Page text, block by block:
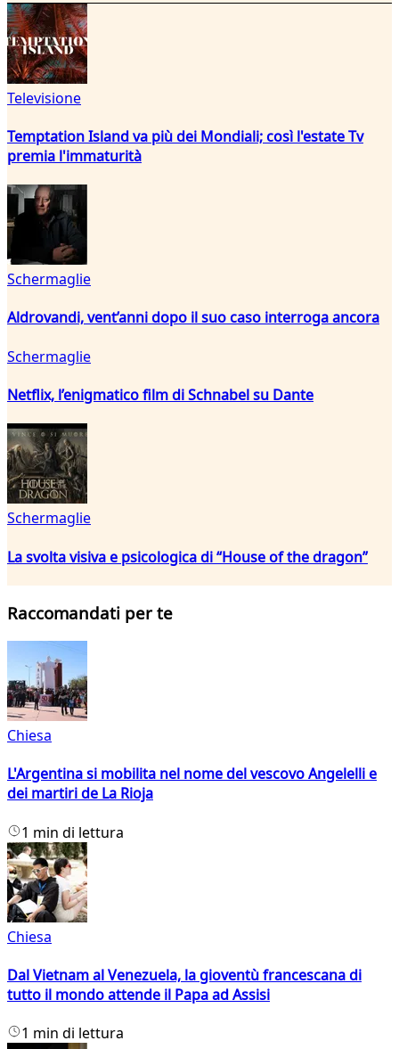
Televisione
Temptation Island va più dei Mondiali; così l'estate Tv
premia l'immaturità
Schermaglie
Aldrovandi, vent’anni dopo il suo caso interroga ancora
Schermaglie
Netflix, l’enigmatico film di Schnabel su Dante
Schermaglie
La svolta visiva e psicologica di “House of the dragon”
Raccomandati per te
Chiesa
L'Argentina si mobilita nel nome del vescovo Angelelli e
dei martiri de La Rioja
1 min di lettura
Chiesa
Dal Vietnam al Venezuela, la gioventù francescana di
tutto il mondo attende il Papa ad Assisi
1 min di lettura